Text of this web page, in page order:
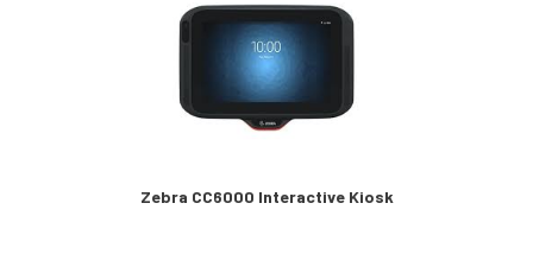
Zebra CC6000 Interactive Kiosk